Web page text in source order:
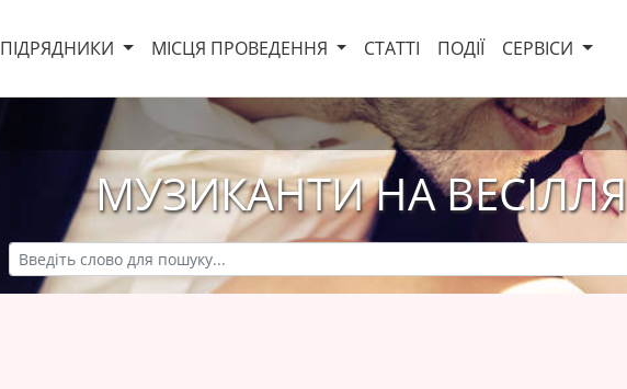
ПІДРЯДНИКИ МІСЦЯ ПРОВЕДЕННЯ СТАТТІ ПОДІЇ СЕРВІСИ
МУЗИКАНТИ НА ВЕСІЛЛЯ